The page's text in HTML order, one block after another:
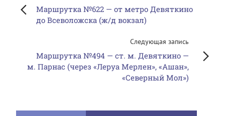
Маршрутка №622 — от метро Девяткино
до Всеволожска (ж/д вокзал)
Следующая запись
Маршрутка №494 — ст. м. Девяткино —
м. Парнас (через «Леруа Мерлен», «Ашан»,
«Северный Мол»)